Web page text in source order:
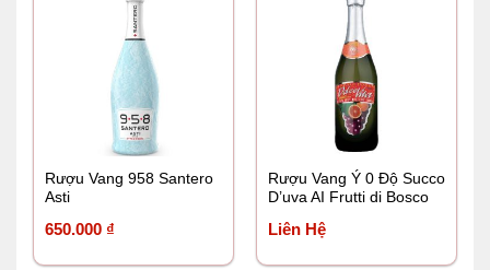
Rượu Vang 958 Santero
Asti
650.000 ₫
Rượu Vang Ý 0 Độ Succo
D’uva AI Frutti di Bosco
Juice
Liên Hệ